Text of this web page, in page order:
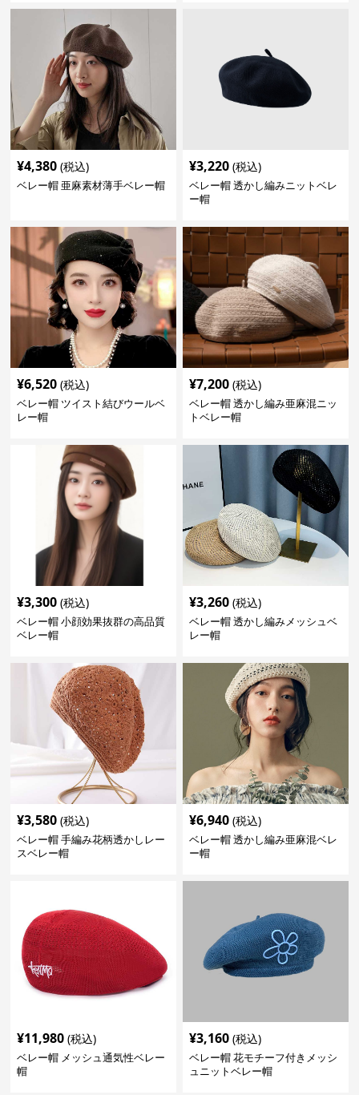
¥4,380 (税込)
ベレー帽 亜麻素材薄手ベレー帽
¥3,220 (税込)
ベレー帽 透かし編みニットベレ
ー帽
¥6,520 (税込)
ベレー帽 ツイスト結びウールベ
レー帽
¥7,200 (税込)
ベレー帽 透かし編み亜麻混ニッ
トベレー帽
¥3,300 (税込)
ベレー帽 小顔効果抜群の高品質
ベレー帽
¥3,260 (税込)
ベレー帽 透かし編みメッシュベ
レー帽
¥3,580 (税込)
ベレー帽 手編み花柄透かしレー
スベレー帽
¥6,940 (税込)
ベレー帽 透かし編み亜麻混ベレ
ー帽
¥11,980 (税込)
ベレー帽 メッシュ通気性ベレー
帽
¥3,160 (税込)
ベレー帽 花モチーフ付きメッシ
ュニットベレー帽